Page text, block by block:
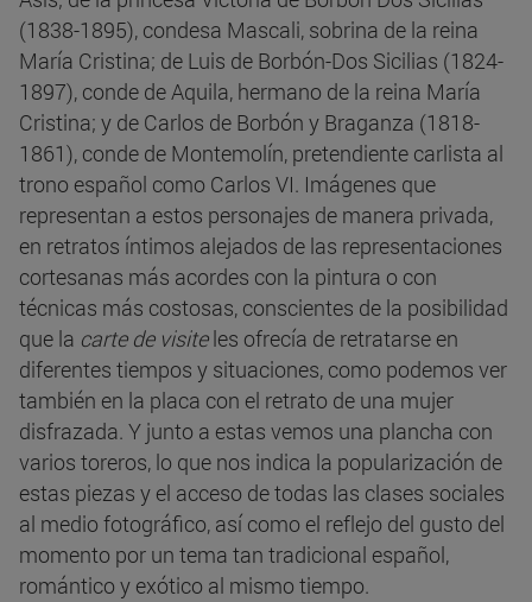
(1838-1895), condesa Mascali, sobrina de la reina
María Cristina; de Luis de Borbón-Dos Sicilias (1824-
1897), conde de Aquila, hermano de la reina María
Cristina; y de Carlos de Borbón y Braganza (1818-
1861), conde de Montemolín, pretendiente carlista al
trono español como Carlos VI. Imágenes que
representan a estos personajes de manera privada,
en retratos íntimos alejados de las representaciones
cortesanas más acordes con la pintura o con
técnicas más costosas, conscientes de la posibilidad
que la carte de visiteles ofrecía de retratarse en
diferentes tiempos y situaciones, como podemos ver
también en la placa con el retrato de una mujer
disfrazada. Y junto a estas vemos una plancha con
varios toreros, lo que nos indica la popularización de
estas piezas y el acceso de todas las clases sociales
al medio fotográfico, así como el reflejo del gusto del
momento por un tema tan tradicional español,
romántico y exótico al mismo tiempo.